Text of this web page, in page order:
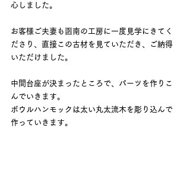
心しました。
お客様ご夫妻も函南の工房に一度見学にきてく
ださり、直接この古材を見ていただき、ご納得
いただけました。
中間台座が決まったところで、パーツを作りこ
んでいきます。
ボウルハンモックは太い丸太流木を彫り込んで
作っていきます。